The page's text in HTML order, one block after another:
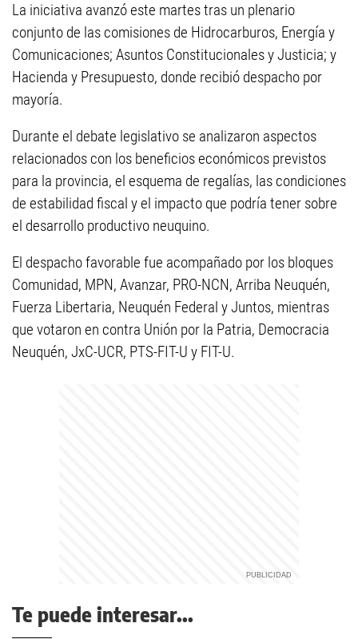
La iniciativa avanzó este martes tras un plenario
conjunto de las comisiones de Hidrocarburos, Energía y
Comunicaciones; Asuntos Constitucionales y Justicia; y
Hacienda y Presupuesto, donde recibió despacho por
mayoría.
Durante el debate legislativo se analizaron aspectos
relacionados con los beneficios económicos previstos
para la provincia, el esquema de regalías, las condiciones
de estabilidad fiscal y el impacto que podría tener sobre
el desarrollo productivo neuquino.
El despacho favorable fue acompañado por los bloques
Comunidad, MPN, Avanzar, PRO-NCN, Arriba Neuquén,
Fuerza Libertaria, Neuquén Federal y Juntos, mientras
que votaron en contra Unión por la Patria, Democracia
Neuquén, JxC-UCR, PTS-FIT-U y FIT-U.
Te puede interesar...